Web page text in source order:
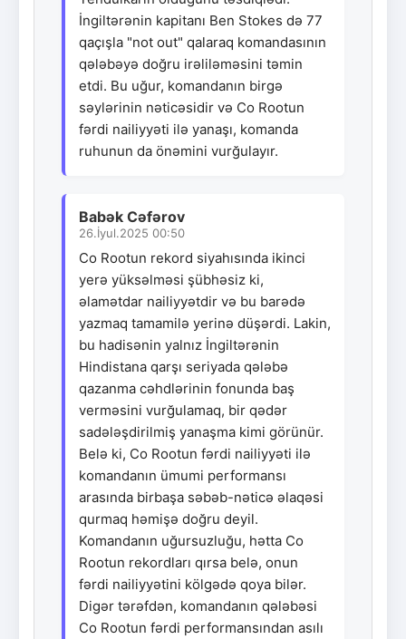
İngiltərənin kapitanı Ben Stokes də 77
qaçışla "not out" qalaraq komandasının
qələbəyə doğru irəliləməsini təmin
etdi. Bu uğur, komandanın birgə
səylərinin nəticəsidir və Co Rootun
fərdi nailiyyəti ilə yanaşı, komanda
ruhunun da önəmini vurğulayır.
Babək Cəfərov
26.İyul.2025 00:50
Co Rootun rekord siyahısında ikinci
yerə yüksəlməsi şübhəsiz ki,
əlamətdar nailiyyətdir və bu barədə
yazmaq tamamilə yerinə düşərdi. Lakin,
bu hadisənin yalnız İngiltərənin
Hindistana qarşı seriyada qələbə
qazanma cəhdlərinin fonunda baş
verməsini vurğulamaq, bir qədər
sadələşdirilmiş yanaşma kimi görünür.
Belə ki, Co Rootun fərdi nailiyyəti ilə
komandanın ümumi performansı
arasında birbaşa səbəb-nəticə əlaqəsi
qurmaq həmişə doğru deyil.
Komandanın uğursuzluğu, hətta Co
Rootun rekordları qırsa belə, onun
fərdi nailiyyətini kölgədə qoya bilər.
Digər tərəfdən, komandanın qələbəsi
Co Rootun fərdi performansından asılı